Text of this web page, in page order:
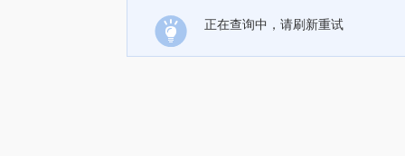
正在查询中，请刷新重试